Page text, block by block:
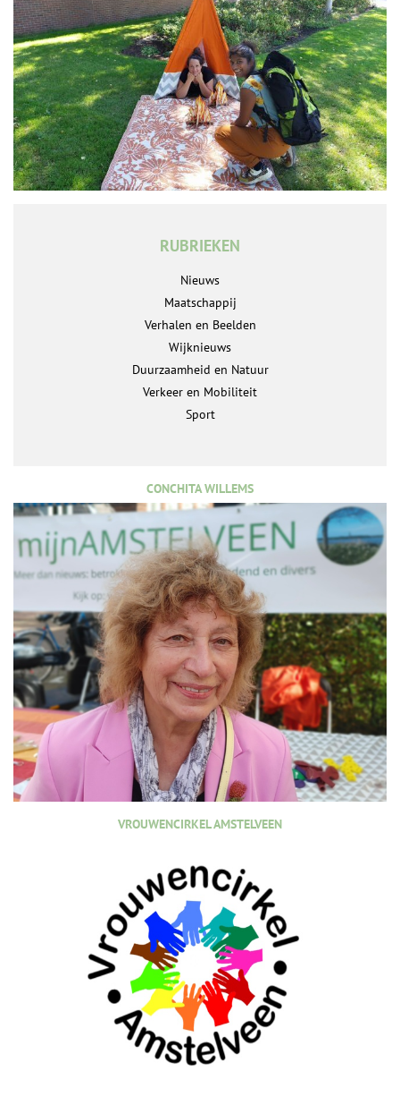
RUBRIEKEN
Nieuws
Maatschappij
Verhalen en Beelden
Wijknieuws
Duurzaamheid en Natuur
Verkeer en Mobiliteit
Sport
CONCHITA WILLEMS
VROUWENCIRKEL AMSTELVEEN